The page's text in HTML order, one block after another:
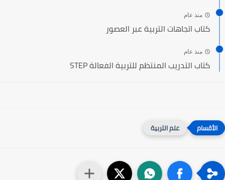
منذ عام
كتاب اتجاهات التربية عبر العصور
منذ عام
كتاب التدريب المنتظم للتربية الفعالة STEP
علم التربية